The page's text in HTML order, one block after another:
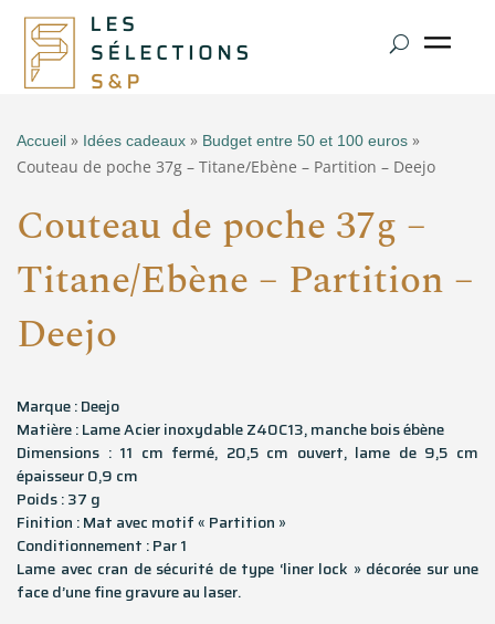
Accueil » Idées cadeaux » Budget entre 50 et 100 euros »
Couteau de poche 37g – Titane/Ebène – Partition – Deejo
Couteau de poche 37g –
Titane/Ebène – Partition –
Deejo
Marque : Deejo
Matière : Lame Acier inoxydable Z40C13, manche bois ébène
Dimensions : 11 cm fermé, 20,5 cm ouvert, lame de 9,5 cm
épaisseur 0,9 cm
Poids : 37 g
Finition : Mat avec motif « Partition »
Conditionnement : Par 1
Lame avec cran de sécurité de type ‘liner lock » décorée sur une
face d’une fine gravure au laser.